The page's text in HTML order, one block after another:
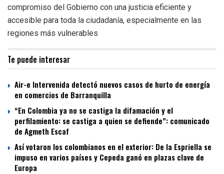
compromiso del Gobierno con una justicia eficiente y
accesible para toda la ciudadanía, especialmente en las
regiones más vulnerables
Te puede interesar
Air-e Intervenida detectó nuevos casos de hurto de energía
en comercios de Barranquilla
“En Colombia ya no se castiga la difamación y el
perfilamiento: se castiga a quien se defiende”: comunicado
de Agmeth Escaf
Así votaron los colombianos en el exterior: De la Espriella se
impuso en varios países y Cepeda ganó en plazas clave de
Europa